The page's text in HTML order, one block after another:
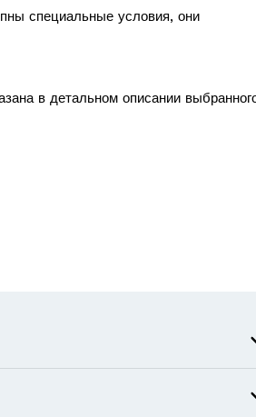
специальные условия, они
в детальном описании